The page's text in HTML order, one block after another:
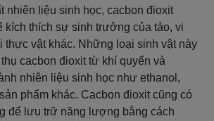
nhiên liệu sinh học, cacbon đioxit
thích sự sinh trưởng của tảo, vi
thực vật khác. Những loại sinh vật này
cacbon đioxit từ khí quyển và
nhiên liệu sinh học như ethanol,
phẩm khác. Cacbon đioxit cũng có
để lưu trữ năng lượng bằng cách